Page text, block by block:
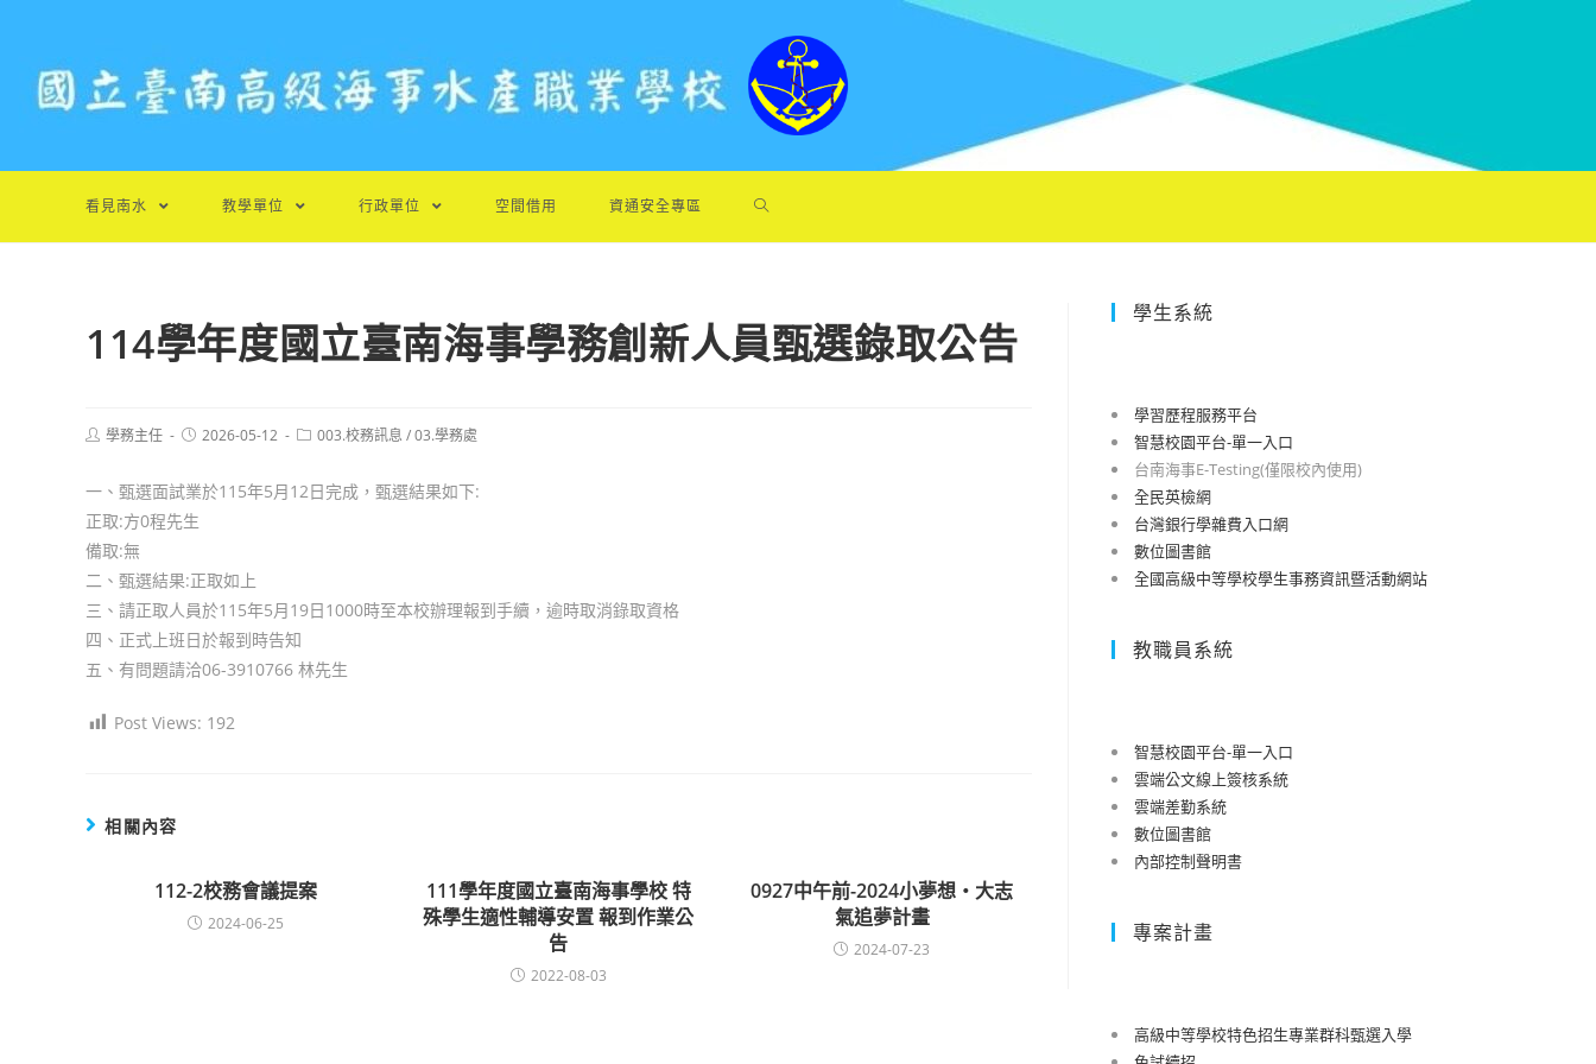
看見南水 教學單位 行政單位 空間借用 資通安全專區
114學年度國立臺南海事學務創新人員甄選錄取公告
Post學務主任
Post2026-05-12
Post003.校務訊息 /03.學務處
一、甄選面試業於115年5月12日完成，甄選結果如下:
正取:方0程先生
備取:無
二、甄選結果:正取如上
三、請正取人員於115年5月19日1000時至本校辦理報到手續，逾時取消錄取資格
四、正式上班日於報到時告知
五、有問題請洽06-3910766 林先生
Post Views: 192
相關內容
112-2校務會議提案
2024-06-25
111學年度國立臺南海事學校 特
殊學生適性輔導安置 報到作業公
告
2022-08-03
0927中午前-2024小夢想‧大志
氣追夢計畫
2024-07-23
學生系統
學習歷程服務平台
智慧校園平台-單一入口
台南海事E-Testing(僅限校內使用)
全民英檢網
台灣銀行學雜費入口網
數位圖書館
全國高級中等學校學生事務資訊暨活動網站
教職員系統
智慧校園平台-單一入口
雲端公文線上簽核系統
雲端差勤系統
數位圖書館
內部控制聲明書
專案計畫
高級中等學校特色招生專業群科甄選入學